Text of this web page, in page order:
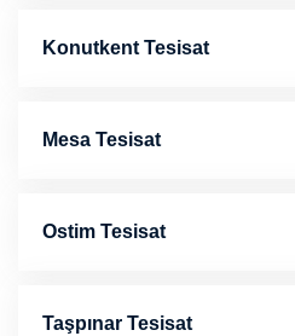
Konutkent Tesisat
Mesa Tesisat
Ostim Tesisat
Taşpınar Tesisat